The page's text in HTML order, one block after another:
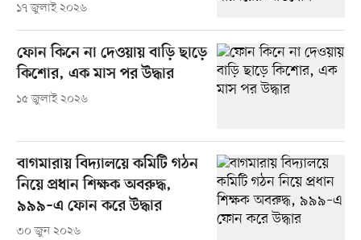
১৭ জুলাই ২০২৬
ফোন কিনে না দেওয়ায় বাড়ি ছাড়ে
কিশোর, এক মাস পর উদ্ধার
১৫ জুলাই ২০২৬
বাগমারায় বিদ্যালয়ে কমিটি গঠন
নিয়ে প্রধান শিক্ষক অবরুদ্ধ,
৯৯৯–এ ফোন করে উদ্ধার
৩০ জুন ২০২৬